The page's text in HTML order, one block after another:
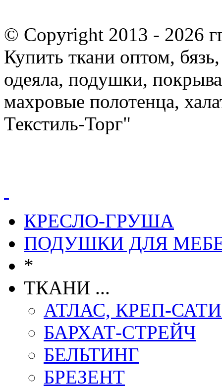
© Copyright 2013 - 2026
Купить ткани оптом,
одеяла, подушки,
махровые полотенца,
Текстиль-Торг"
КРЕСЛО-ГРУША
ПОДУШКИ ДЛЯ
*
ТКАНИ ...
АТЛАС, КРЕП-
БАРХАТ-СТРЕЙЧ
БЕЛЬТИНГ
БРЕЗЕНТ